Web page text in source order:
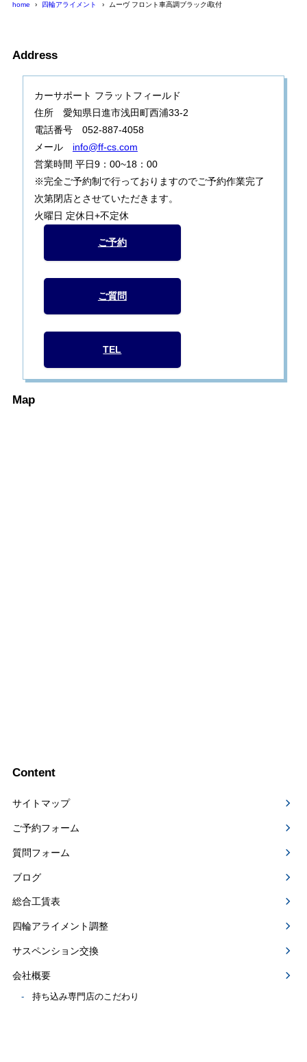
home 四輪アライメント ムーヴ フロント車高調ブラックi取付
Address
カーサポート フラットフィールド
住所 愛知県日進市浅田町西浦33-2
電話番号 052-887-4058
メール info@ff-cs.com
営業時間 平日9：00~18：00
※完全ご予約制で行っておりますのでご予約作業完了
次第閉店とさせていただきます。
火曜日 定休日+不定休
ご予約
ご質問
TEL
Map
Content
サイトマップ
ご予約フォーム
質問フォーム
ブログ
総合工賃表
四輪アライメント調整
サスペンション交換
会社概要
持ち込み専門店のこだわり